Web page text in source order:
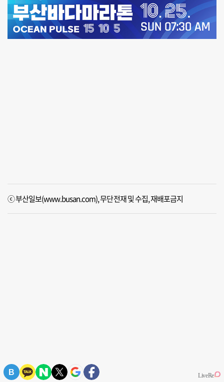
ⓒ 부산일보(www.busan.com), 무단전재 및 수집, 재배포금지